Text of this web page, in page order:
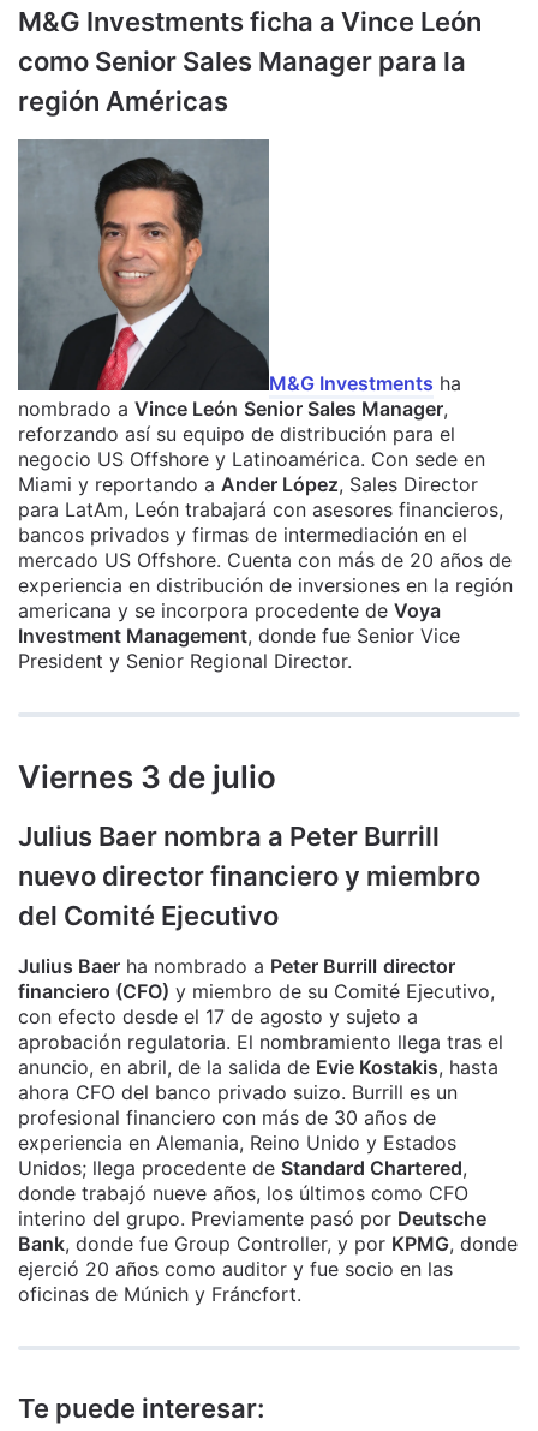
M&G Investments ficha a Vince León
como Senior Sales Manager para la
región Américas
M&G Investments ha
nombrado a Vince León Senior Sales Manager,
reforzando así su equipo de distribución para el
negocio US Offshore y Latinoamérica. Con sede en
Miami y reportando a Ander López, Sales Director
para LatAm, León trabajará con asesores financieros,
bancos privados y firmas de intermediación en el
mercado US Offshore. Cuenta con más de 20 años de
experiencia en distribución de inversiones en la región
americana y se incorpora procedente de Voya
Investment Management, donde fue Senior Vice
President y Senior Regional Director.
Viernes 3 de julio
Julius Baer nombra a Peter Burrill
nuevo director financiero y miembro
del Comité Ejecutivo
Julius Baer ha nombrado a Peter Burrill director
financiero (CFO) y miembro de su Comité Ejecutivo,
con efecto desde el 17 de agosto y sujeto a
aprobación regulatoria. El nombramiento llega tras el
anuncio, en abril, de la salida de Evie Kostakis, hasta
ahora CFO del banco privado suizo. Burrill es un
profesional financiero con más de 30 años de
experiencia en Alemania, Reino Unido y Estados
Unidos; llega procedente de Standard Chartered,
donde trabajó nueve años, los últimos como CFO
interino del grupo. Previamente pasó por Deutsche
Bank, donde fue Group Controller, y por KPMG, donde
ejerció 20 años como auditor y fue socio en las
oficinas de Múnich y Fráncfort.
Te puede interesar: